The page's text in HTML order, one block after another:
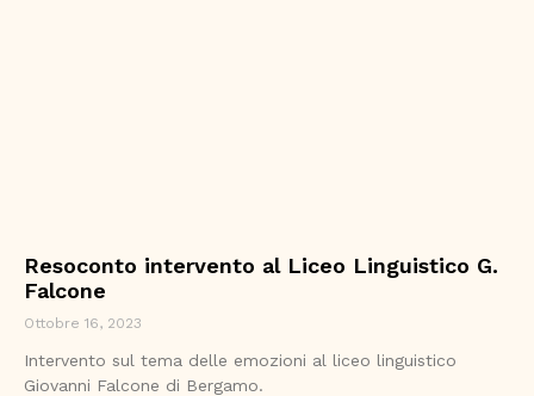
Resoconto intervento al Liceo Linguistico G.
Falcone
Ottobre 16, 2023
Intervento sul tema delle emozioni al liceo linguistico
Giovanni Falcone di Bergamo.